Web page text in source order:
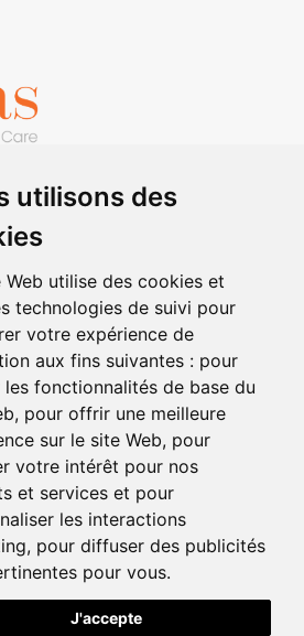
utilisons des
Web utilise des cookies et
technologies de suivi pour
votre expérience de
aux fins suivantes : pour
fonctionnalités de base du
, pour offrir une meilleure
sur le site Web, pour
votre intérêt pour nos
et services et pour
les interactions
, pour diffuser des publicités
pour vous.
J'accepte
en gros
Harmonie.